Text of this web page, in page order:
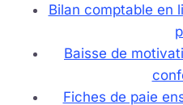
Bilan comptable en
Baisse de
Fiches de paie